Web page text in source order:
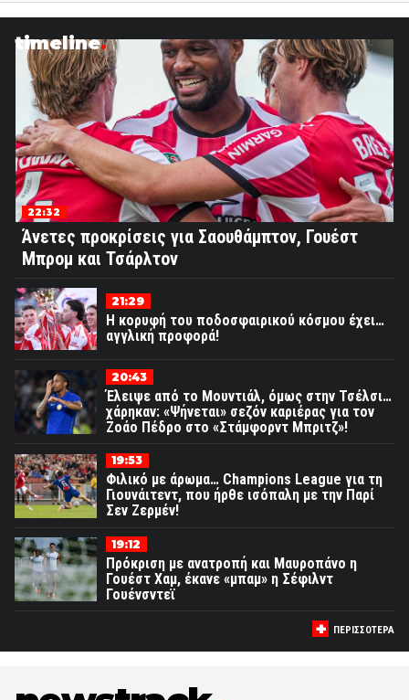
timeline
22:32
Άνετες προκρίσεις για Σαουθάμπτον, Γουέστ
Μπρομ και Τσάρλτον
21:29
Η κορυφή του ποδοσφαιρικού κόσμου έχει…
αγγλική προφορά!
20:43
Έλειψε από το Μουντιάλ, όμως στην Τσέλσι…
χάρηκαν: «Ψήνεται» σεζόν καριέρας για τον
Ζοάο Πέδρο στο «Στάμφορντ Μπριτζ»!
19:53
Φιλικό με άρωμα… Champions League για τη
Γιουνάιτεντ, που ήρθε ισόπαλη με την Παρί
Σεν Ζερμέν!
19:12
Πρόκριση με ανατροπή και Μαυροπάνο η
Γουέστ Χαμ, έκανε «μπαμ» η Σέφιλντ
Γουένσντεϊ
ΠΕΡΙΣΣΟΤΕΡΑ